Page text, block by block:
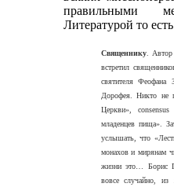
правильными
Литературой то
Священнику. Автор
встретил
святителя Феофана
Дорофея. Никто не
Церкви»,
младенцев пища».
услышать, что
монахов и мирянам
жизни это… Борис
вовсе случайно, из